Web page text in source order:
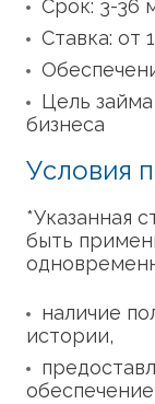
Срок: 3-36
Ставка: от
Цель
бизнеса
Условия
*Указанная
быть
наличие
истории,